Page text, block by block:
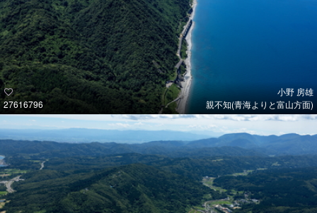
27616796
小野 房雄
親不知(青海よりと富山方面)